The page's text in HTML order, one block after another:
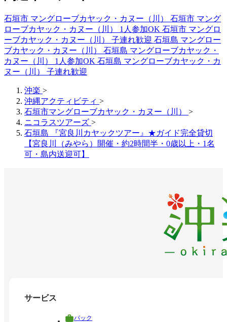
石垣市 マングローブカヤック・カヌー（川） 石垣市 マング
ローブカヤック・カヌー（川） 1人参加OK 石垣市 マングロ
ーブカヤック・カヌー（川） 子連れ歓迎 石垣島 マングロー
ブカヤック・カヌー（川） 石垣島 マングローブカヤック・
カヌー（川） 1人参加OK 石垣島 マングローブカヤック・カ
ヌー（川） 子連れ歓迎
沖楽 >
沖縄アクティビティ >
石垣市マングローブカヤック・カヌー（川） >
ニコラスツアーズ >
石垣島 『宮良川カヤックツアー』★ガイド完全貸切
【宮良川（みやら）開催・約2時間半・0歳以上・1名
可・島内送迎可】
サービス
パック